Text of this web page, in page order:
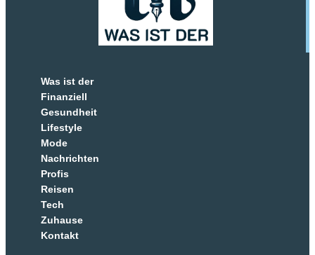
Was ist der
Finanziell
Gesundheit
Lifestyle
Mode
Nachrichten
Profis
Reisen
Tech
Zuhause
Kontakt